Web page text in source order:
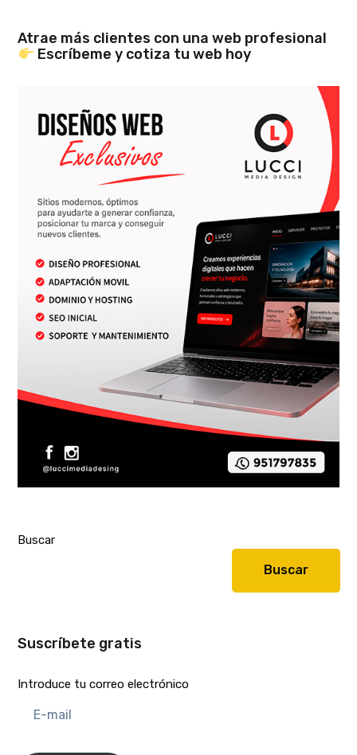
Atrae más clientes con una web profesional
Escríbeme y cotiza tu web hoy
Buscar
Buscar
Suscríbete gratis
Introduce tu correo electrónico
mail